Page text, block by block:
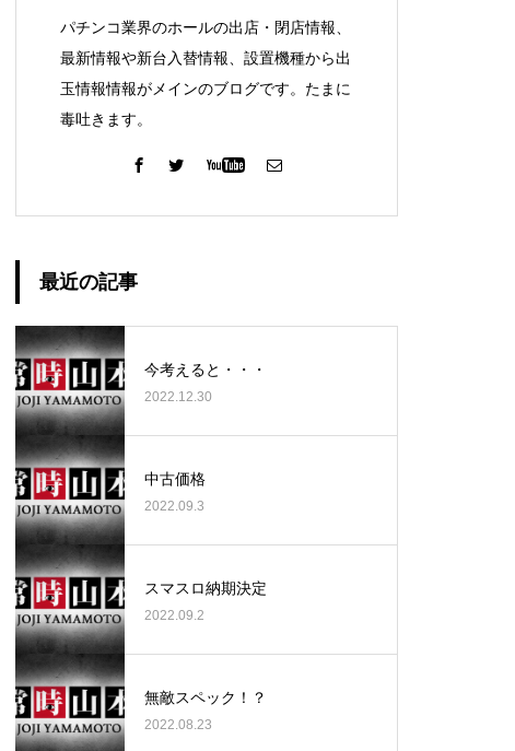
検定通過状況
ゴールデンセンター様
パチンコ業界のホールの出店・閉店情報、
最新情報や新台入替情報、設置機種から出
玉情報情報がメインのブログです。たまに
毒吐きます。
最近の記事
今考えると・・・
2022.12.30
中古価格
2022.09.3
スマスロ納期決定
2022.09.2
無敵スペック！？
2022.08.23